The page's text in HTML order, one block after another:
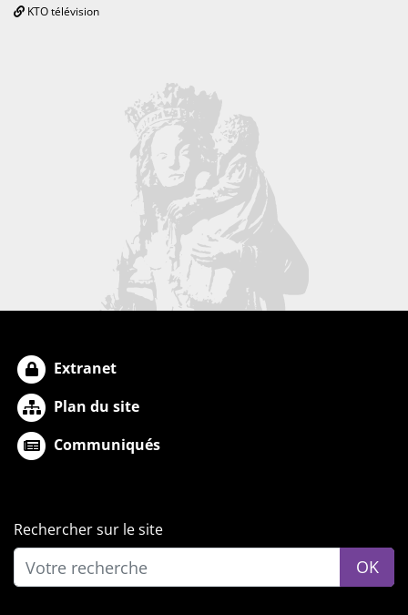
KTO télévision
Extranet
Plan du site
Communiqués
Rechercher sur le site
OK